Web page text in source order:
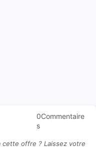
0Commentaire
s
cette offre ? Laissez votre